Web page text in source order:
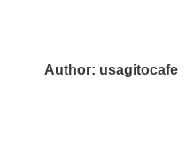
Author: usagitocafe